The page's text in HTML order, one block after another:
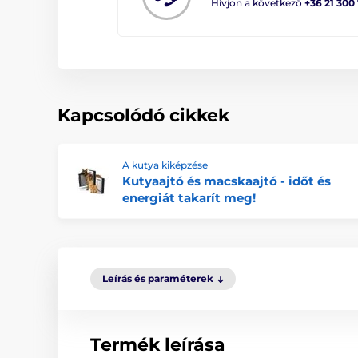
Hívjon a következő +36 21 300
Kapcsolódó cikkek
A kutya kiképzése
Kutyaajtó és macskaajtó - időt és
energiát takarít meg!
Leírás és paraméterek
Termék leírása